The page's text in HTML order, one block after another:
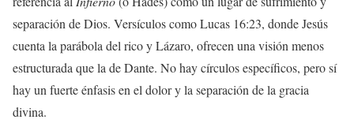
separación de Dios. Versículos como Lucas 16:23, donde Jesús
cuenta la parábola del rico y Lázaro, ofrecen una visión menos
estructurada que la de Dante. No hay círculos específicos, pero sí
hay un fuerte énfasis en el dolor y la separación de la gracia
divina.